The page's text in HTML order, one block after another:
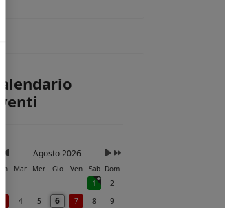
Calendario
Eventi
Agosto 2026
Lun Mar Mer Gio Ven Sab Dom
1
2
4 5 6 7 8
9